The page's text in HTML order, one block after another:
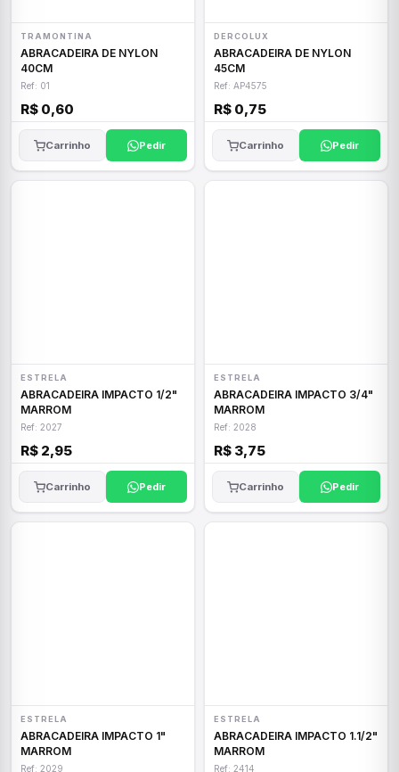
TRAMONTINA
ABRACADEIRA DE NYLON
40CM
Ref: 01
R$ 0,60
Carrinho Pedir
DERCOLUX
ABRACADEIRA DE NYLON
45CM
Ref: AP4575
R$ 0,75
Carrinho Pedir
ESTRELA
ABRACADEIRA IMPACTO 1/2"
MARROM
Ref: 2027
R$ 2,95
Carrinho Pedir
ESTRELA
ABRACADEIRA IMPACTO 3/4"
MARROM
Ref: 2028
R$ 3,75
Carrinho Pedir
ESTRELA
ABRACADEIRA IMPACTO 1"
MARROM
Ref: 2029
ESTRELA
ABRACADEIRA IMPACTO 1.1/2"
MARROM
Ref: 2414